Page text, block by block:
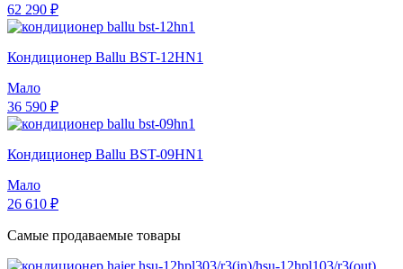
62 290 ₽
Кондиционер Ballu BST-12HN1
Мало
36 590 ₽
Кондиционер Ballu BST-09HN1
Мало
26 610 ₽
Самые продаваемые товары